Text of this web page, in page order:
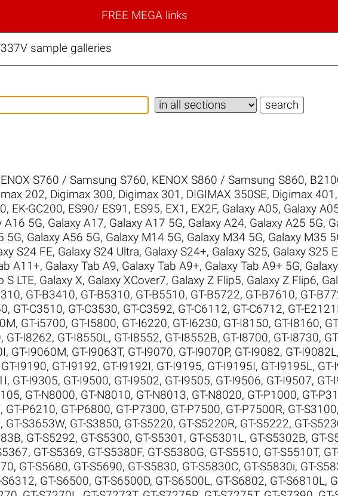
FREE MEGA links
sample galleries
S760 / Samsung S760, KENOX S860 / Samsung S860,
202, Digimax 300, Digimax 301 , DIGIMAX 350SE, Digimax 401 ,
, EK-GC200, ES90/ ES91 , ES95, EX1 , EX2F, Galaxy A05, Galaxy
A16 5G, Galaxy A17, Galaxy A17 5G, Galaxy A24, Galaxy A25 5G,
5G, Galaxy A56 5G, Galaxy M14 5G, Galaxy M34 5G, Galaxy M35
S24 FE, Galaxy S24 Ultra, Galaxy S24+, Galaxy S25, Galaxy S25
A11+, Galaxy Tab A9, Galaxy Tab A9+, Galaxy Tab A9+ 5G,
S LTE, Galaxy X, Galaxy XCover7, Galaxy Z Flip5, Galaxy Z Flip6,
, GT-B3410, GT-B5310, GT-B5510, GT-B5722, GT-B7610, GT-
, GT-C3510, GT-C3530, GT-C3592, GT-C6112, GT-C6712, GT-
, GT-i5700, GT-I5800, GT-I6220, GT-I6230, GT-I8150, GT-I8160,
, GT-I8262, GT-I8550L, GT-I8552, GT-I8552B, GT-I8700, GT-I8730,
, GT-I9060M, GT-I9063T, GT-I9070, GT-I9070P, GT-I9082, GT-I9082L,
GT-I9190, GT-I9192, GT-I9192I, GT-I9195, GT-I9195I, GT-I9195L,
, GT-I9305, GT-I9500, GT-I9502, GT-I9505, GT-I9506, GT-I9507,
, GT-N8000, GT-N8010, GT-N8013, GT-N8020, GT-P1000, GT-
, GT-P6210, GT-P6800, GT-P7300, GT-P7500, GT-P7500R, GT-S3100,
, GT-S3653W, GT-S3850, GT-S5220, GT-S5220R, GT-S5222, GT-
, GT-S5292, GT-S5300, GT-S5301 , GT-S5301L, GT-S5302B, GT-
, GT-S5369, GT-S5380F, GT-S5380G, GT-S5510, GT-S5510T,
, GT-S5680, GT-S5690, GT-S5830, GT-S5830C, GT-S5830i, GT-
S6312, GT-S6500, GT-S6500D, GT-S6500L, GT-S6802, GT-S6810L,